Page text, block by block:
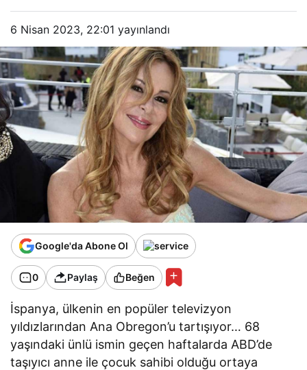
6 Nisan 2023, 22:01 yayınlandı
Google'da Abone Ol
0 Paylaş Beğen
İspanya, ülkenin en popüler televizyon
yıldızlarından Ana Obregon’u tartışıyor… 68
yaşındaki ünlü ismin geçen haftalarda ABD’de
taşıyıcı anne ile çocuk sahibi olduğu ortaya